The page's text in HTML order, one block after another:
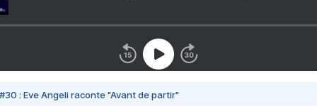
#30 : Eve Angeli raconte "Avant de partir"